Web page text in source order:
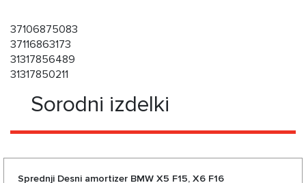
37106875083
37116863173
31317856489
31317850211
Sorodni izdelki
Sprednji Desni amortizer BMW X5 F15, X6 F16